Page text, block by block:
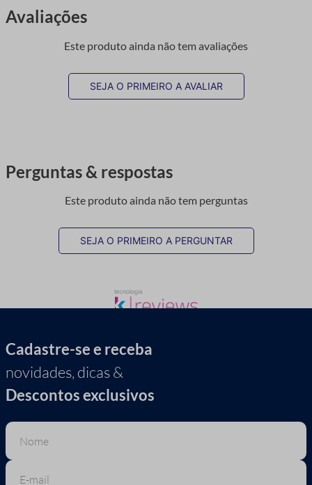
Avaliações
Este produto ainda não tem avaliações
SEJA O PRIMEIRO A AVALIAR
Perguntas & respostas
Este produto ainda não tem perguntas
SEJA O PRIMEIRO A PERGUNTAR
Cadastre-se e receba
novidades, dicas &
Descontos exclusivos